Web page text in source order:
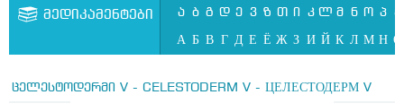
მედიკამენტები ა ბ გ დ ე ვ ზ თ ი კ ლ მ ნ ო პ ჟ
А Б В Г Д Е Ё Ж З И Й К Л М Н О
ცელესტოდერმი V - CELESTODERM V - ЦЕЛЕСТОДЕРМ V